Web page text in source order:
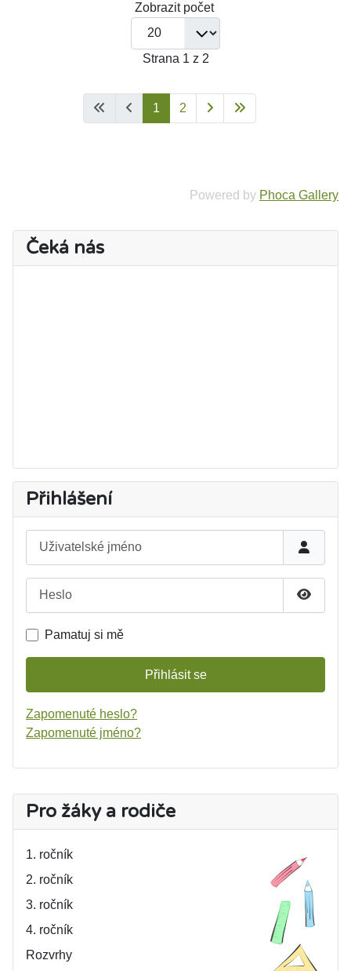
Pro žáky a rodiče
1. ročník
2. ročník
3. ročník
4. ročník
Rozvrhy
Zobrazit počet
Strana 1 z 2
1 2
Powered by Phoca Gallery
Čeká nás
Přihlášení
Uživatelské jméno
Pamatuj si mě
Přihlásit se
Zapomenuté heslo?
Zapomenuté jméno?